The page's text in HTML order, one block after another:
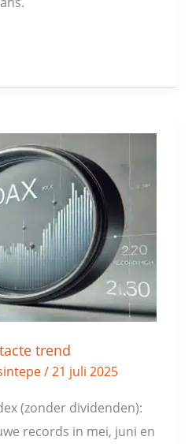
trend
/21 juli 2025
(zonder dividenden):
records in mei, juni en